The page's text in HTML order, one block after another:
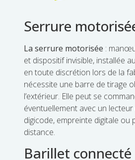
Serrure
La serrure motorisée :
et dispositif invisible, installée
en toute discrétion lors de la
nécessite une barre de tirage
l’extérieur. Elle peut se
éventuellement avec un lecteur
digicode, empreinte digitale ou
distance.
Barillet connecté